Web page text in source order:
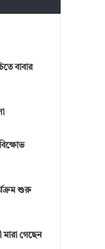
বাবার
শুরু
মারা গেছেন